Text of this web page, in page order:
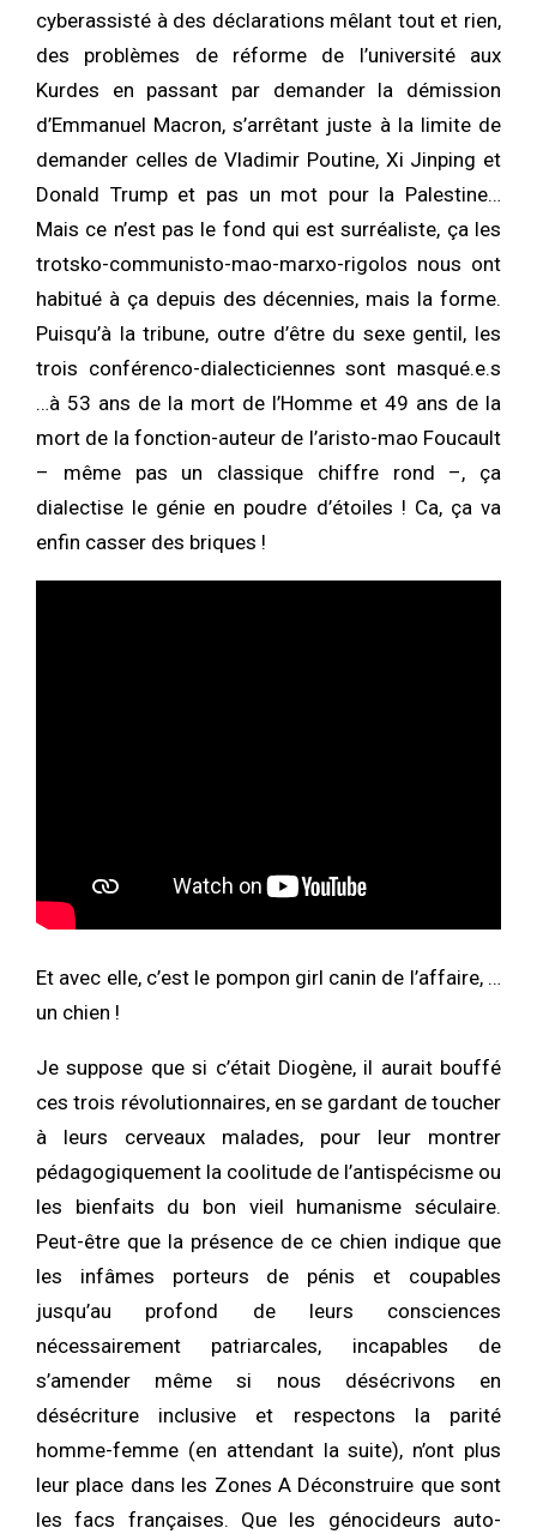
cyberassisté à des déclarations mêlant tout et rien,
des problèmes de réforme de l’université aux
Kurdes en passant par demander la démission
d’Emmanuel Macron, s’arrêtant juste à la limite de
demander celles de Vladimir Poutine, Xi Jinping et
Donald Trump et pas un mot pour la Palestine…
Mais ce n’est pas le fond qui est surréaliste, ça les
trotsko-communisto-mao-marxo-rigolos nous ont
habitué à ça depuis des décennies, mais la forme.
Puisqu’à la tribune, outre d’être du sexe gentil, les
trois conférenco-dialecticiennes sont masqué.e.s
…à 53 ans de la mort de l’Homme et 49 ans de la
mort de la fonction-auteur de l’aristo-mao Foucault
– même pas un classique chiffre rond –, ça
dialectise le génie en poudre d’étoiles ! Ca, ça va
enfin casser des briques !
Et avec elle, c’est le pompon girl canin de l’affaire, …
un chien !
Je suppose que si c’était Diogène, il aurait bouffé
ces trois révolutionnaires, en se gardant de toucher
à leurs cerveaux malades, pour leur montrer
pédagogiquement la coolitude de l’antispécisme ou
les bienfaits du bon vieil humanisme séculaire.
Peut-être que la présence de ce chien indique que
les infâmes porteurs de pénis et coupables
jusqu’au profond de leurs consciences
nécessairement patriarcales, incapables de
s’amender même si nous désécrivons en
désécriture inclusive et respectons la parité
homme-femme (en attendant la suite), n’ont plus
leur place dans les Zones A Déconstruire que sont
les facs françaises. Que les génocideurs auto-